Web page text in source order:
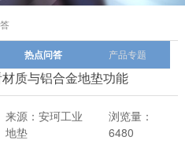
热点问答 产品专题
质与铝合金地垫功能
来源：安珂工业
地垫
浏览量：
6480